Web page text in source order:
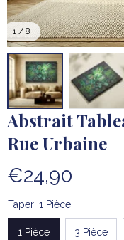
1 / 8
Abstrait
Rue Urbaine
€24,90
Taper: 1 Pièce
1 Pièce 3 Pièce